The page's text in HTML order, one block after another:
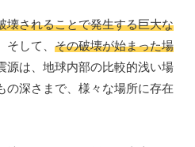
壊されることで発生する巨大な
そして、 その破壊が始まった場
源は、地球内部の比較的浅い場
の深さまで、様々な場所に存在